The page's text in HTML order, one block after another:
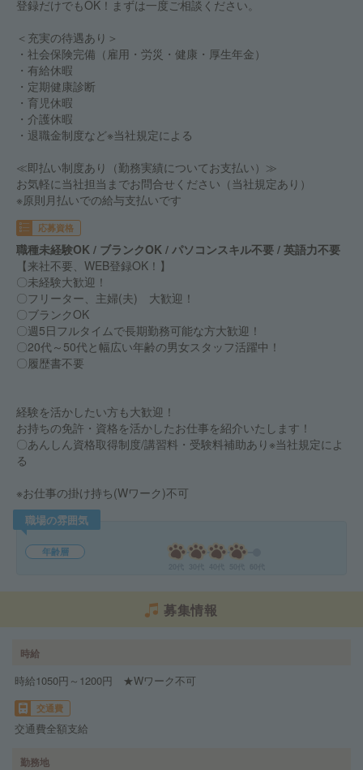
登録だけでもOK！まずは一度ご相談ください。
＜充実の待遇あり＞
・社会保険完備（雇用・労災・健康・厚生年金）
・有給休暇
・定期健康診断
・育児休暇
・介護休暇
・退職金制度など※当社規定による
≪即払い制度あり（勤務実績についてお支払い）≫
お気軽に当社担当までお問合せください（当社規定あり）
※原則月払いでの給与支払いです
応募資格
職種未経験OK / ブランクOK / パソコンスキル不要 / 英語力不要
【来社不要、WEB登録OK！】
〇未経験大歓迎！
〇フリーター、主婦(夫) 大歓迎！
〇ブランクOK
〇週5日フルタイムで長期勤務可能な方大歓迎！
〇20代～50代と幅広い年齢の男女スタッフ活躍中！
〇履歴書不要
経験を活かしたい方も大歓迎！
お持ちの免許・資格を活かしたお仕事を紹介いたします！
〇あんしん資格取得制度/講習料・受験料補助あり※当社規定によ
る
※お仕事の掛け持ち(Wワーク)不可
職場の雰囲気
年齢層
募集情報
時給
時給1050円～1200円 ★Wワーク不可
交通費
交通費全額支給
勤務地